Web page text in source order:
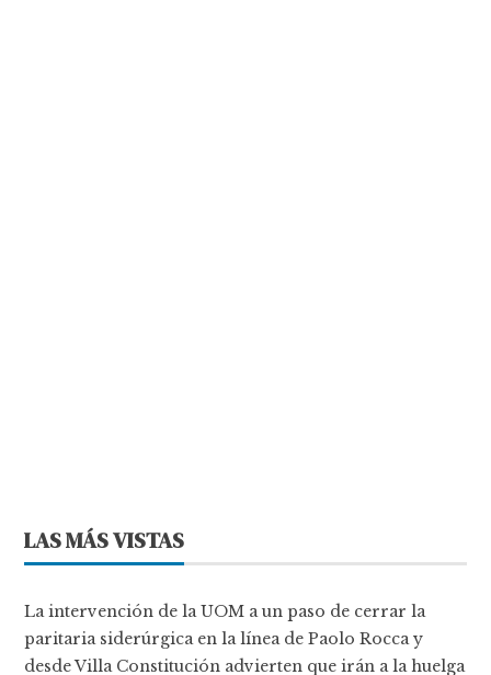
LAS MÁS VISTAS
La intervención de la UOM a un paso de cerrar la
paritaria siderúrgica en la línea de Paolo Rocca y
desde Villa Constitución advierten que irán a la huelga